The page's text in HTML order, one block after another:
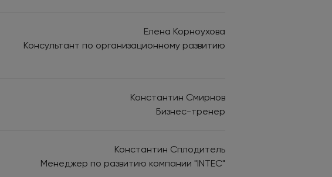
Елена Корноухова
Консультант по организационному развитию
Константин Смирнов
Бизнес-тренер
Константин Сплодитель
Менеджер по развитию компании "INTEC"